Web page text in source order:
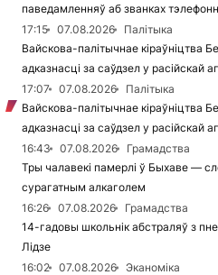
паведамленняў аб званках
17:15
07.08.2026
Палітыка
Вайскова-палітычнае кіраўніцтва
адказнасці за саўдзел у расійскай
17:07
07.08.2026
Палітыка
Вайскова-палітычнае кіраўніцтва
адказнасці за саўдзел у расійскай
16:43
07.08.2026
Грамадства
Тры чалавекі памерлі ў Быхаве —
сурагатным алкаголем
16:26
07.08.2026
Грамадства
14-гадовы школьнік абстраляў з
Лідзе
16:02
07.08.2026
Эканоміка